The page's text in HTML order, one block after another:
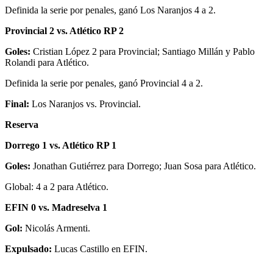
Definida la serie por penales, ganó Los Naranjos 4 a 2.
Provincial 2 vs. Atlético RP 2
Goles: Cristian López 2 para Provincial; Santiago Millán y Pablo
Rolandi para Atlético.
Definida la serie por penales, ganó Provincial 4 a 2.
Final: Los Naranjos vs. Provincial.
Reserva
Dorrego 1 vs. Atlético RP 1
Goles: Jonathan Gutiérrez para Dorrego; Juan Sosa para Atlético.
Global: 4 a 2 para Atlético.
EFIN 0 vs. Madreselva 1
Gol: Nicolás Armenti.
Expulsado: Lucas Castillo en EFIN.